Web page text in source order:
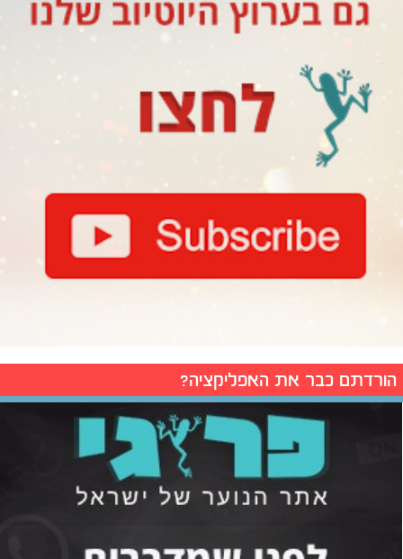
הורדתם כבר את האפליקציה?